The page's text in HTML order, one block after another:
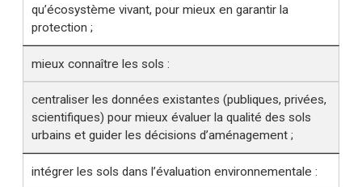
qu’écosystème vivant, pour mieux en garantir la
protection ;
mieux connaître les sols :
centraliser les données existantes (publiques, privées,
scientifiques) pour mieux évaluer la qualité des sols
urbains et guider les décisions d’aménagement ;
intégrer les sols dans l’évaluation environnementale :